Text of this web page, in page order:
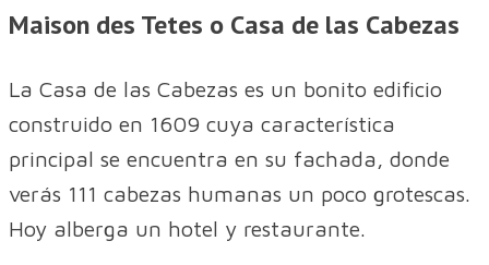
Maison des Tetes o Casa de las Cabezas
La Casa de las Cabezas es un bonito edificio
construido en 1609 cuya característica
principal se encuentra en su fachada, donde
verás 111 cabezas humanas un poco grotescas.
Hoy alberga un hotel y restaurante.